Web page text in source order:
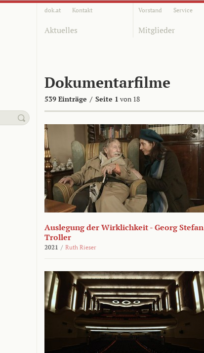
dok.at Kontakt Vorstand Service
Aktuelles Mitglieder
Dokumentarfilme
539 Einträge / Seite 1 von 18
Auslegung der Wirklichkeit - Georg Stefan
Troller
2021 / Ruth Rieser